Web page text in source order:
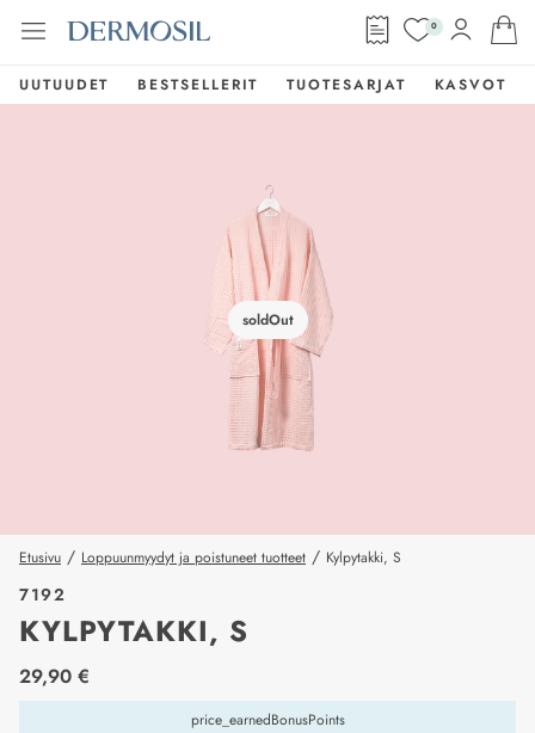
0
UUTUUDET BESTSELLERIT TUOTESARJAT KASVOT
soldOut
Etusivu / Loppuunmyydyt ja poistuneet tuotteet / Kylpytakki, S
7192
KYLPYTAKKI, S
price_label
29,90 €
price_earnedBonusPoints